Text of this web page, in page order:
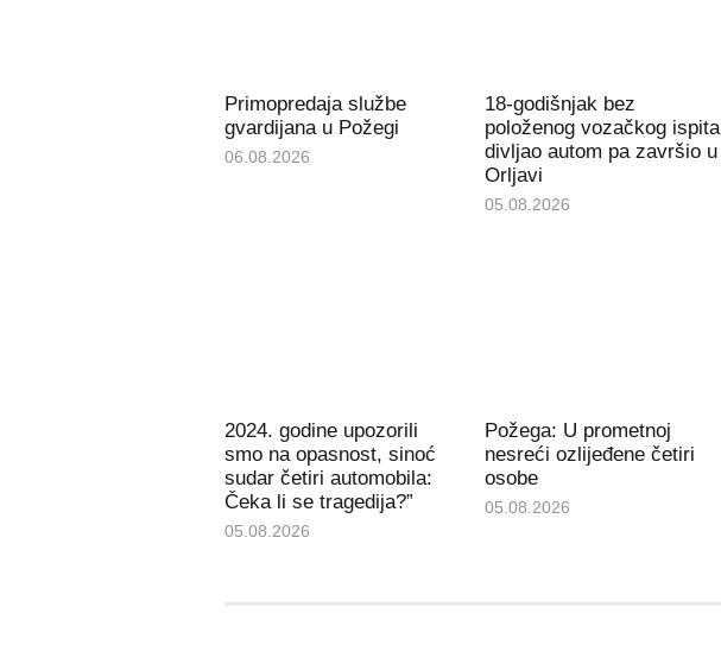
Primopredaja službe
gvardijana u Požegi
06.08.2026
18-godišnjak bez
položenog vozačkog ispita
divljao autom pa završio u
Orljavi
05.08.2026
2024. godine upozorili
smo na opasnost, sinoć
sudar četiri automobila:
Čeka li se tragedija?”
05.08.2026
Požega: U prometnoj
nesreći ozlijeđene četiri
osobe
05.08.2026